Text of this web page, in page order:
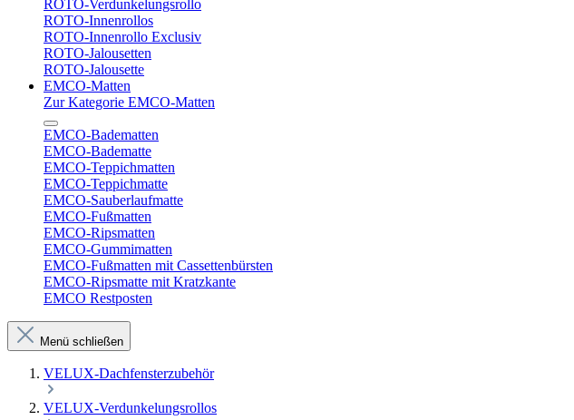
ROTO-Verdunkelungsrollo
ROTO-Innenrollos
ROTO-Innenrollo Exclusiv
ROTO-Jalousetten
ROTO-Jalousette
EMCO-Matten
Zur Kategorie EMCO-Matten
EMCO-Badematten
EMCO-Badematte
EMCO-Teppichmatten
EMCO-Teppichmatte
EMCO-Sauberlaufmatte
EMCO-Fußmatten
EMCO-Ripsmatten
EMCO-Gummimatten
EMCO-Fußmatten mit Cassettenbürsten
EMCO-Ripsmatte mit Kratzkante
EMCO Restposten
Menü schließen
VELUX-Dachfensterzubehör
VELUX-Verdunkelungsrollos